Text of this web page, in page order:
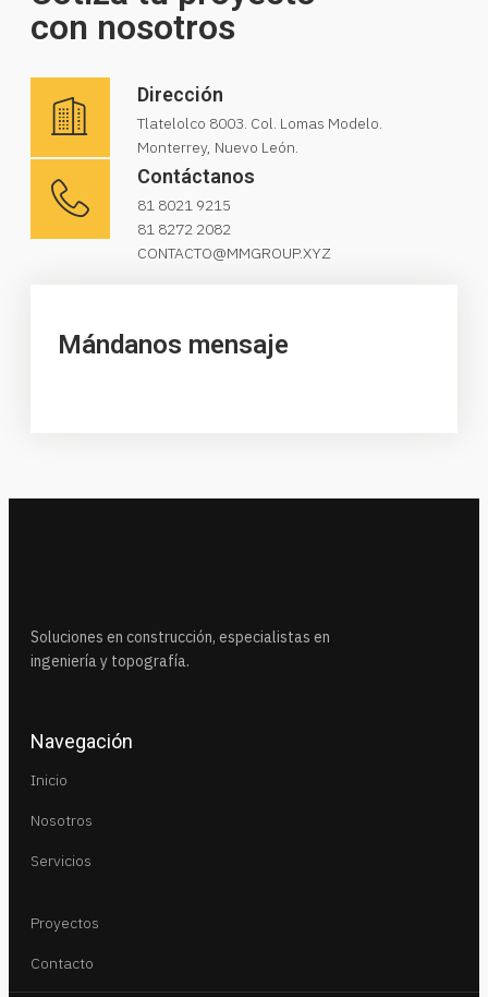
con nosotros
Dirección
Tlatelolco 8003. Col. Lomas Modelo.
Monterrey, Nuevo León.
Contáctanos
81 8021 9215
81 8272 2082
CONTACTO@MMGROUP.XYZ
Mándanos mensaje
Soluciones en construcción, especialistas en
ingeniería y topografía.
Navegación
Inicio
Nosotros
Servicios
Proyectos
Contacto